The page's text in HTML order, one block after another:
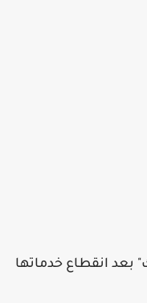
انقطاع خدماتها